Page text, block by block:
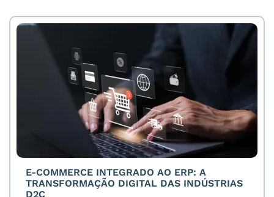
E-COMMERCE INTEGRADO AO ERP: A
TRANSFORMAÇÃO DIGITAL DAS INDÚSTRIAS
D2C